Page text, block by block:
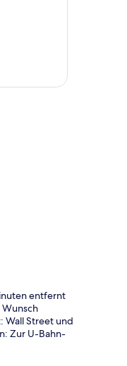
entfernt
Wall Street und
Zur U-Bahn-